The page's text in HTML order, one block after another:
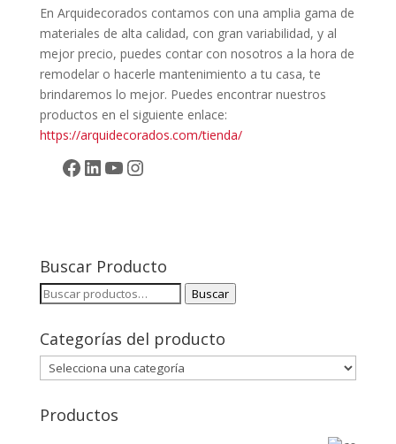
En Arquidecorados contamos con una amplia gama de
materiales de alta calidad, con gran variabilidad, y al
mejor precio, puedes contar con nosotros a la hora de
remodelar o hacerle mantenimiento a tu casa, te
brindaremos lo mejor. Puedes encontrar nuestros
productos en el siguiente enlace:
https://arquidecorados.com/tienda/
Facebook
LinkedIn
YouTube
Instagram
Buscar Producto
Buscar
Buscar
Categorías del producto
Productos